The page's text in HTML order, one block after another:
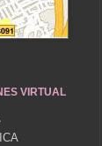
VIRTUAL